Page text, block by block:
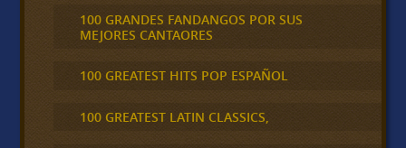
100 GRANDES FANDANGOS POR SUS
MEJORES CANTAORES
100 GREATEST HITS POP ESPAÑOL
100 GREATEST LATIN CLASSICS,